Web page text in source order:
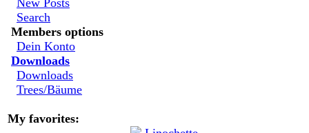
New Posts
Search
Members options
Dein Konto
Downloads
Downloads
Trees/Bäume
My favorites: